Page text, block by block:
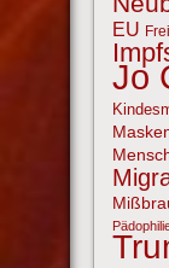
EU
Jo